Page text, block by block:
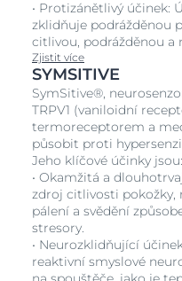
• Protizánětlivý účinek:
zklidňuje podrážděnou
citlivou, podrážděnou a
Zjistit více
SYMSITIVE
SymSitive®,
TRPV1 (vaniloidní
termoreceptorem a
působit proti
Jeho klíčové účinky jsou:
• Okamžitá a
zdroj citlivosti pokožky,
pálení a svědění
stresory.
• Neurozklidňující
reaktivní smyslové